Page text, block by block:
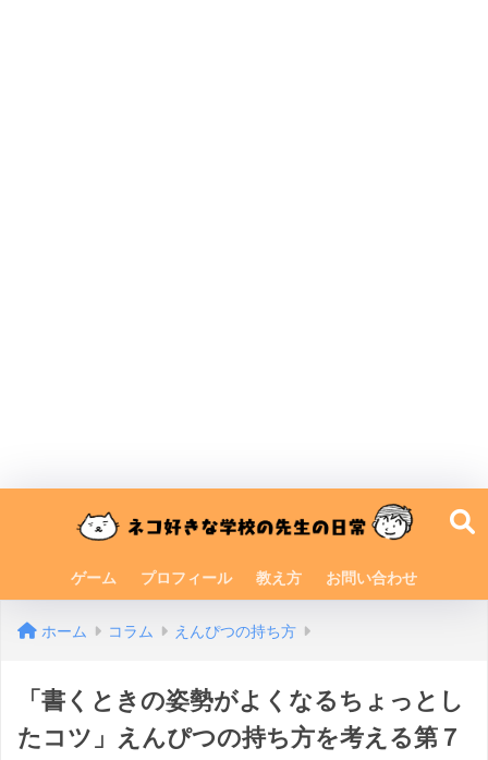
ゲーム プロフィール 教え方 お問い合わせ
ホーム コラム えんぴつの持ち方
「書くときの姿勢がよくなるちょっとし
たコツ」えんぴつの持ち方を考える第７